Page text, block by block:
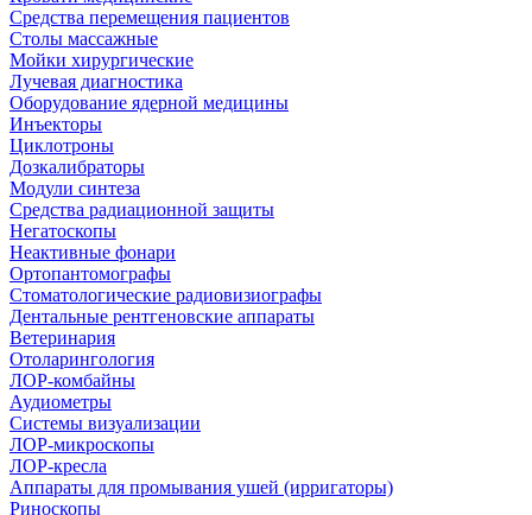
Средства перемещения пациентов
Столы массажные
Мойки хирургические
Лучевая диагностика
Оборудование ядерной медицины
Инъекторы
Циклотроны
Дозкалибраторы
Модули синтеза
Средства радиационной защиты
Негатоскопы
Неактивные фонари
Ортопантомографы
Стоматологические радиовизиографы
Дентальные рентгеновские аппараты
Ветеринария
Отоларингология
ЛОР-комбайны
Аудиометры
Системы визуализации
ЛОР-микроскопы
ЛОР-кресла
Аппараты для промывания ушей (ирригаторы)
Риноскопы